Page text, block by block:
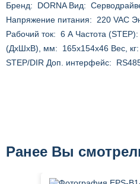
Бренд: DORNA Вид:
Напряжение питания: 220 VAC
Рабочий ток: 6 А Частота
(ДхШхВ), мм: 165x154x46 Вес,
STEP/DIR Доп. интерфейс:
Ранее Вы